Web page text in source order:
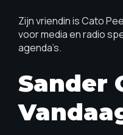
Zijn vriendin is Cato
voor media en radio
agenda’s.
Sander